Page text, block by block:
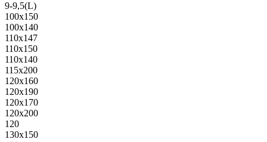
9-9,5(L)
100х150
100х140
110х147
110х150
110х140
115х200
120х160
120х190
120х170
120х200
120
130х150